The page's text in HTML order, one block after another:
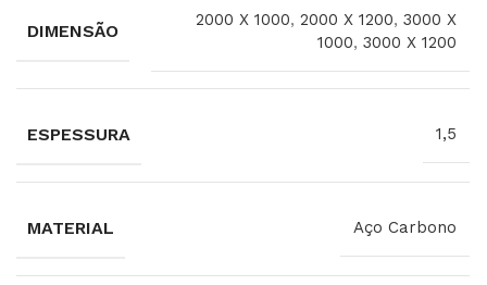
DIMENSÃO
2000 X 1000,2000 X 1200,3000 X
1000,3000 X 1200
ESPESSURA 1,5
MATERIAL Aço Carbono